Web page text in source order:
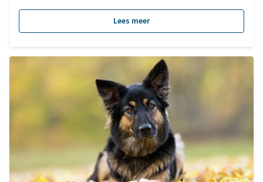
belangrijk om te weten waarop je moet letten en wanneer actie
nodig is. In dit artikel bespreken we veelvoorkomende oorzaken
Lees meer